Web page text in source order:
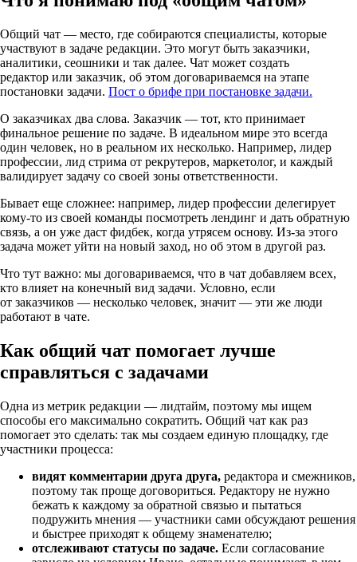
Общий чат — место, где собираются специалисты, которые
участвуют в задаче редакции. Это могут быть заказчики,
аналитики, сеошники и так далее. Чат может создать
редактор или заказчик, об этом договариваемся на этапе
постановки задачи. Пост о брифе при постановке задачи.
О заказчиках два слова. Заказчик — тот, кто принимает
финальное решение по задаче. В идеальном мире это всегда
один человек, но в реальном их несколько. Например, лидер
профессии, лид стрима от рекрутеров, маркетолог, и каждый
валидирует задачу со своей зоны ответственности.
Бывает еще сложнее: например, лидер профессии делегирует
кому-то из своей команды посмотреть лендинг и дать обратную
связь, а он уже даст фидбек, когда утрясем основу. Из-за этого
задача может уйти на новый заход, но об этом в другой раз.
Что тут важно: мы договариваемся, что в чат добавляем всех,
кто влияет на конечный вид задачи. Условно, если
от заказчиков — несколько человек, значит — эти же люди
работают в чате.
Как общий чат помогает лучше
справляться с задачами
Одна из метрик редакции — лидтайм, поэтому мы ищем
способы его максимально сократить. Общий чат как раз
помогает это сделать: так мы создаем единую площадку, где
участники процесса:
видят комментарии друга друга, редактора и смежников,
поэтому так проще договориться. Редактору не нужно
бежать к каждому за обратной связью и пытаться
подружить мнения — участники сами обсуждают решения
и быстрее приходят к общему знаменателю;
отслеживают статусы по задаче. Если согласование